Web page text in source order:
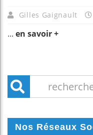
Gilles Gaignault
... en savoir +
Nos Réseaux